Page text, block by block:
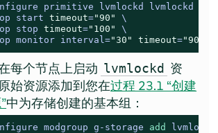
primitive lvmlockd lvmlockd \
start
timeout="90"
\
stop
timeout="100"
\
monitor interval=
"30" timeout="90"
每个节点上启动 lvmlockd 资
始资源添加到您在过程 23.1 “创建
中为存储创建的基本组：
modgroup g-storage add lvmlockd